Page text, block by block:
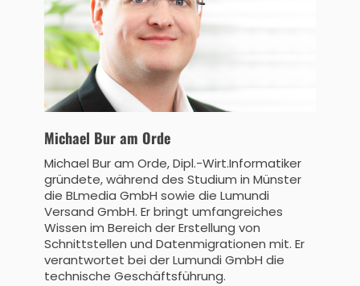
Michael Bur am Orde
Michael Bur am Orde, Dipl.-Wirt.Informatiker
gründete, während des Studium in Münster
die BLmedia GmbH sowie die Lumundi
Versand GmbH. Er bringt umfangreiches
Wissen im Bereich der Erstellung von
Schnittstellen und Datenmigrationen mit. Er
verantwortet bei der Lumundi GmbH die
technische Geschäftsführung.